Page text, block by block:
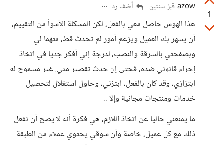
1
azow قبل سنتين أضف ردا
هذا الهوس حاصل معي بالفعل، لكن المشكلة الأسوأ من التقييم،
أن يشهر بك العميل ويزعم أمور لم تحدث قط، متهما لي
وبصفحتي بالسرقة والنصب، لدرجة إني أفكر جديا في اتخاذ
إجراء قانوني ضده، فحتى إن حدث تقصير مني، غير مسموح له
ابتزازي، وقد كان بالفعل، ابتزني، وحاول استغلال لتحصيل
خدمات ومنتجات مجانية وإلا ..
ما يمنعني حاليا عن اتخاذ اللازم، هي فكرة أنه لا يصح أن نفعل
ذلك مع كل عميل، خاصة وأن سوقي يحتوي عملاء من الطبقة